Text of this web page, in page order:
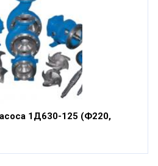
1Д630-125 (Ф220,